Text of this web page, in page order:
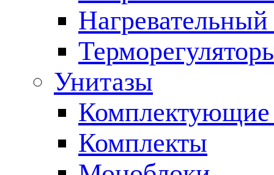
Нагревательный
Унитазы
Комплектующие
Комплекты